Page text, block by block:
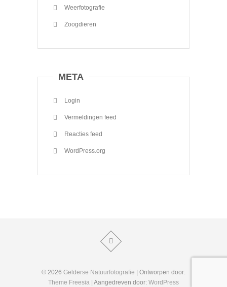
Weerfotografie
Zoogdieren
META
Login
Vermeldingen feed
Reacties feed
WordPress.org
© 2026 Gelderse Natuurfotografie | Ontworpen door:
Theme Freesia | Aangedreven door: WordPress